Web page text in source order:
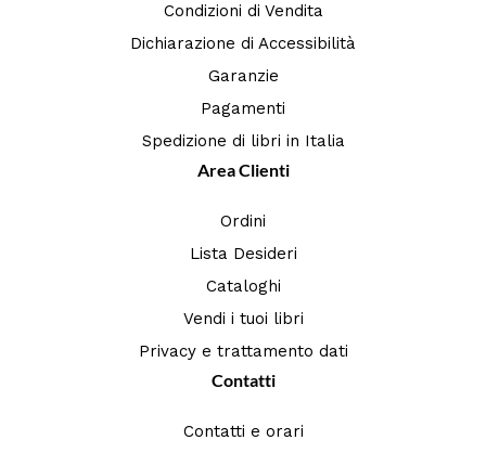
Condizioni di Vendita
Dichiarazione di Accessibilità
Garanzie
Pagamenti
Spedizione di libri in Italia
Area Clienti
Ordini
Lista Desideri
Cataloghi
Vendi i tuoi libri
Privacy e trattamento dati
Contatti
Contatti e orari